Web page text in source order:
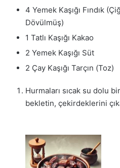
4 Yemek Kaşığı Fındık
Dövülmüş)
1 Tatlı Kaşığı Kakao
2 Yemek Kaşığı Süt
2 Çay Kaşığı Tarçın (Toz)
Hurmaları sıcak su dolu
bekletin, çekirdeklerini